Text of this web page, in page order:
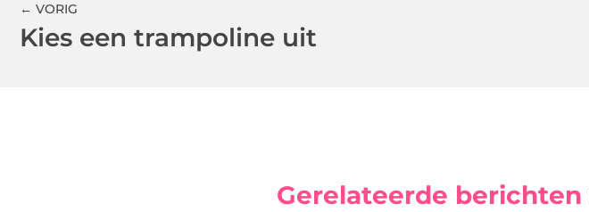
← VORIG
Kies een trampoline uit
Gerelateerde berichten